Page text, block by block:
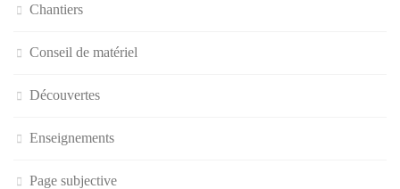
Chantiers
Conseil de matériel
Découvertes
Enseignements
Page subjective